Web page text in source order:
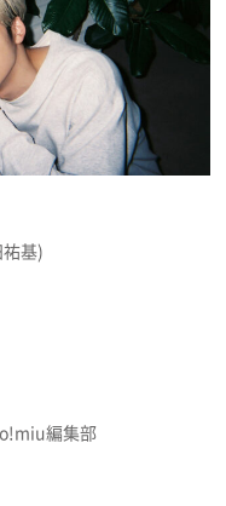
基)
編集部